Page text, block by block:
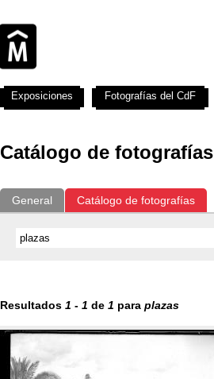
Catálogo de fotografías
General Catálogo de fotografías
Resultados 1 - 1 de 1 para plazas
Exposiciones Fotografías del CdF